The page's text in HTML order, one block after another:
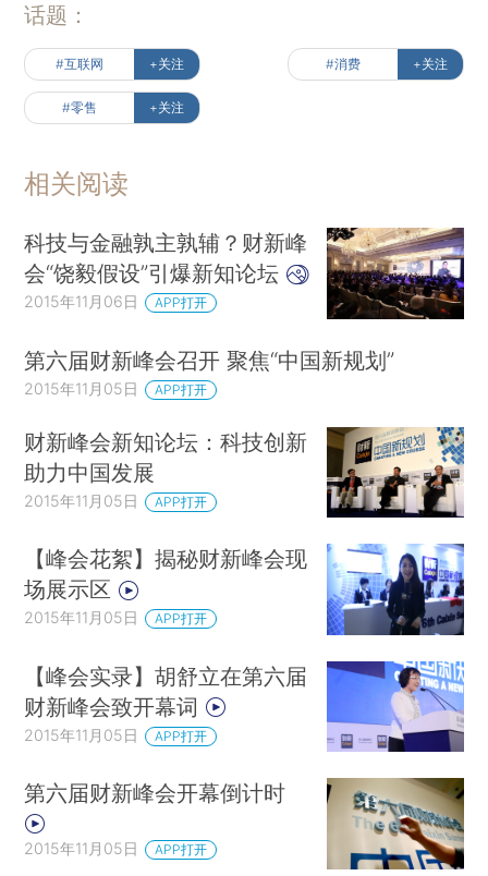
话题：
#互联网 +关注 #消费 +关注
#零售 +关注
相关阅读
科技与金融孰主孰辅？财新峰
会“饶毅假设”引爆新知论坛
2015年11月06日 APP打开
第六届财新峰会召开 聚焦“中国新规划”
2015年11月05日 APP打开
财新峰会新知论坛：科技创新
助力中国发展
2015年11月05日 APP打开
【峰会花絮】揭秘财新峰会现
场展示区
2015年11月05日 APP打开
【峰会实录】胡舒立在第六届
财新峰会致开幕词
2015年11月05日 APP打开
第六届财新峰会开幕倒计时
2015年11月05日 APP打开